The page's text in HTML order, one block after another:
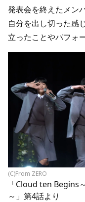
発表会を終えたメン
自分を出し切った感
立ったことやパフォ
(C)From ZERO
「Cloud ten Begins
～」第4話より